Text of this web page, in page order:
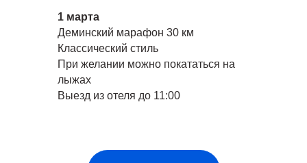
1 марта
Деминский марафон 30 км
Классический стиль
При желании можно покататься на
лыжах
Выезд из отеля до 11:00